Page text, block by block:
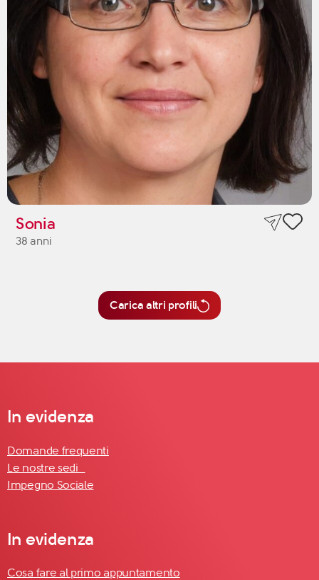
Sonia
38 anni
Carica altri profili
In evidenza
Domande frequenti
Le nostre sedi
Impegno Sociale
In evidenza
Cosa fare al primo appuntamento